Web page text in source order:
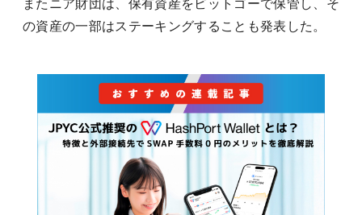
の資産の一部はステーキングすることも発表した。